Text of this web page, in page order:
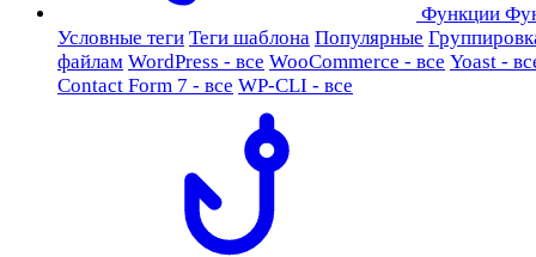
Функции
Условные теги Теги шаблона Популярные
файлам WordPress - все WooCommerce - все Yoast -
Contact Form 7 - все WP-CLI - все